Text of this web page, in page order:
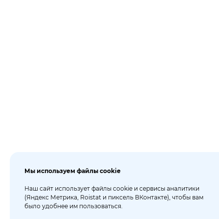
Мы используем файлы cookie
Наш сайт использует файлы cookie и сервисы аналитики
(Яндекс Метрика, Roistat и пиксель ВКонтакте), чтобы вам
было удобнее им пользоваться.